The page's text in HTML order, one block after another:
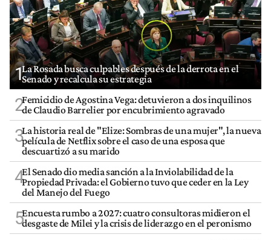
1La Rosada busca culpables después de la derrota en el
Senado y recalcula su estrategia
2Femicidio de Agostina Vega: detuvieron a dos inquilinos
de Claudio Barrelier por encubrimiento agravado
3La historia real de "Elize: Sombras de una mujer", la nueva
película de Netflix sobre el caso de una esposa que
descuartizó a su marido
4El Senado dio media sanción a la Inviolabilidad de la
Propiedad Privada: el Gobierno tuvo que ceder en la Ley
del Manejo del Fuego
5Encuesta rumbo a 2027: cuatro consultoras midieron el
desgaste de Milei y la crisis de liderazgo en el peronismo